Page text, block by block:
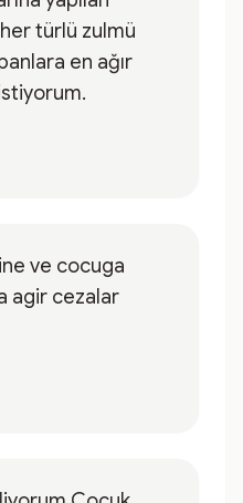
türlü zulmü
en ağır
ve cocuga